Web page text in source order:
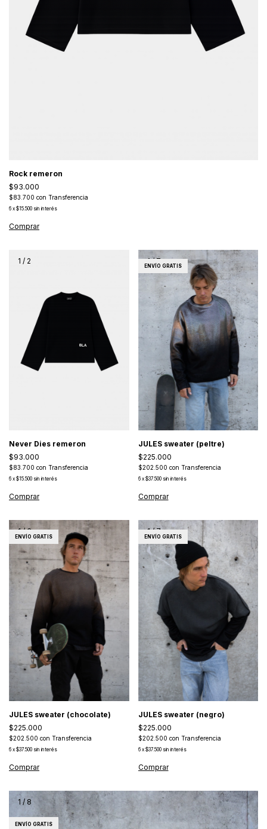
Rock remeron
$93.000
$83.700 con Transferencia
6 x $15.500 sin interés
1 / 2
Never Dies remeron
$93.000
$83.700 con Transferencia
6 x $15.500 sin interés
1/7
ENVÍO GRATIS
JULES sweater (peltre)
$225.000
$202.500 con Transferencia
6 x $37.500 sin interés
1/6
ENVÍO GRATIS
JULES sweater (chocolate)
$225.000
$202.500 con Transferencia
6 x $37.500 sin interés
1/7
ENVÍO GRATIS
JULES sweater (negro)
$225.000
$202.500 con Transferencia
6 x $37.500 sin interés
1 / 8
ENVÍO GRATIS